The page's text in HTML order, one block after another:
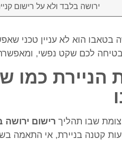
ירושה בלבד ולא על רישום
בטאבו הוא לא עניין טכני
לכם שקט נפשי,
הניירת כמו
שבו תהליך רישום ירושה
טעות קטנה בניירת, אי התאמה